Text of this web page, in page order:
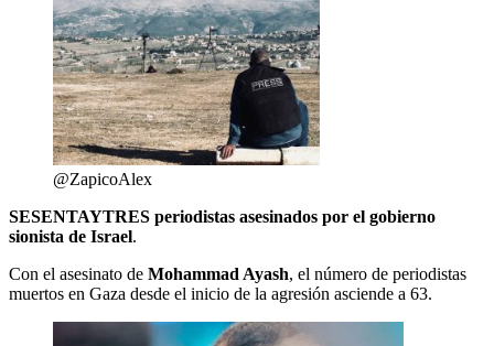
@ZapicoAlex
SESENTAYTRES periodistas asesinados por el gobierno
sionista de Israel.
Con el asesinato de Mohammad Ayash, el número de periodistas
muertos en Gaza desde el inicio de la agresión asciende a 63.